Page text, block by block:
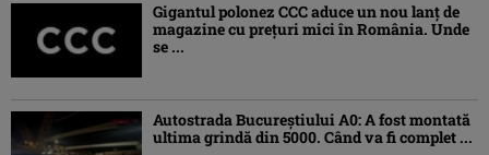
Gigantul polonez CCC aduce un nou lanț de
magazine cu prețuri mici în România. Unde
se ...
Autostrada Bucureștiului A0: A fost montată
ultima grindă din 5000. Când va fi complet ...